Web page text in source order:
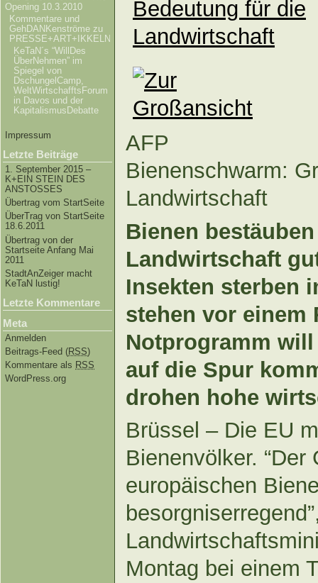
Opening 10.3.2010
Kommentare und
GehDANKenströme zu
PRESSE+ART+IKKELN
KeTaN´s “WillDes
ÜberNehmen” im
Spiegel von
DschungelCamp,
WeltWirtschafftsForum
in Davos und der
KapitalismusDebatte
Impressum
Letzte Beiträge
1. September 2015 –
K+EIN STEIN DES
ANSTOSSES
Übertrag vom StartSeite
ÜberTrag von StartSeite
18.6.2011
Übertrag von der
Startseite Anfang Mai
2011
StadtAnZeiger macht
KeTaN lustig!
Letzte Kommentare
Meta
Anmelden
Beitrags-Feed (RSS)
Kommentare als RSS
WordPress.org
AFP
Bienenschwarm:
Landwirtschaft
Bienen
Landwirtschaft
Insekten sterben
stehen vor einem
Notprogramm
auf die Spur
drohen hohe
Brüssel – Die EU
Bienenvölker.
europäischen
Montag bei einem